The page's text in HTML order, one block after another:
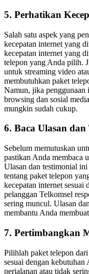
5. Perhatikan
Salah satu aspek yang
kecepatan internet yang
kecepatan internet yang
telepon yang Anda pilih.
untuk streaming video
membutuhkan paket
Namun, jika penggunaan
browsing dan sosial
mungkin sudah cukup.
6. Baca Ulasan dan
Sebelum memutuskan
pastikan Anda membaca
Ulasan dan testimonial
tentang paket telepon
kecepatan internet sesuai
pelanggan Telkomsel
sering muncul. Ulasan
membantu Anda
7. Pertimbangkan
Pilihlah paket telepon
sesuai dengan
perjalanan atau tidak